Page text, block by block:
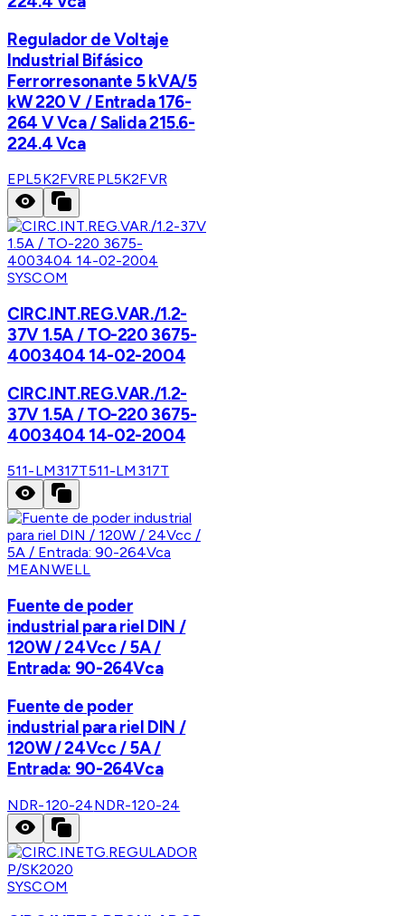
Regulador de Voltaje
Industrial Bifásico
Ferrorresonante 5 kVA/5
kW 220 V / Entrada 176-
264 V Vca / Salida 215.6-
224.4 Vca
EPL5K2FVREPL5K2FVR
SYSCOM
CIRC.INT.REG.VAR./1.2-
37V 1.5A / TO-220 3675-
4003404 14-02-2004
CIRC.INT.REG.VAR./1.2-
37V 1.5A / TO-220 3675-
4003404 14-02-2004
511-LM317T511-LM317T
MEANWELL
Fuente de poder
industrial para riel DIN /
120W / 24Vcc / 5A /
Entrada: 90-264Vca
Fuente de poder
industrial para riel DIN /
120W / 24Vcc / 5A /
Entrada: 90-264Vca
NDR-120-24NDR-120-24
SYSCOM